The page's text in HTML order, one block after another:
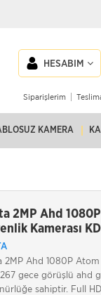
HESABIM
Siparişlerim
KAMERA
2MP Ahd
Kamerası
2MP Ahd 1080P
gece görüşlü ahd
sahiptir. Full